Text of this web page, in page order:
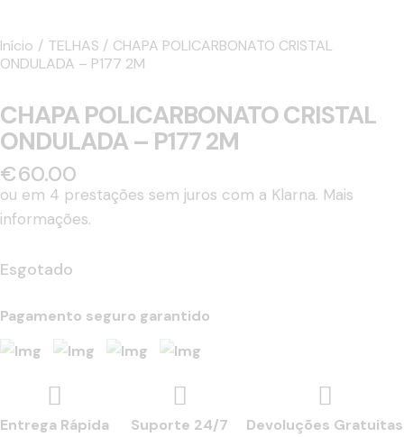
Início TELHAS
CHAPA POLICARBONATO CRISTAL
ONDULADA – P177 2M
CHAPA POLICARBONATO CRISTAL
ONDULADA – P177 2M
€60.00
ou em 4 prestações sem juros com a Klarna. Mais
informações.
Esgotado
Pagamento seguro garantido
Entrega Rápida Suporte 24/7 Devoluções Gratuitas